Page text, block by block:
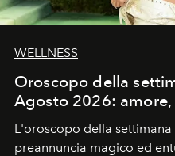
WELLNESS
Oroscopo della
Agosto 2026: amore,
L'oroscopo della
preannuncia magico ed